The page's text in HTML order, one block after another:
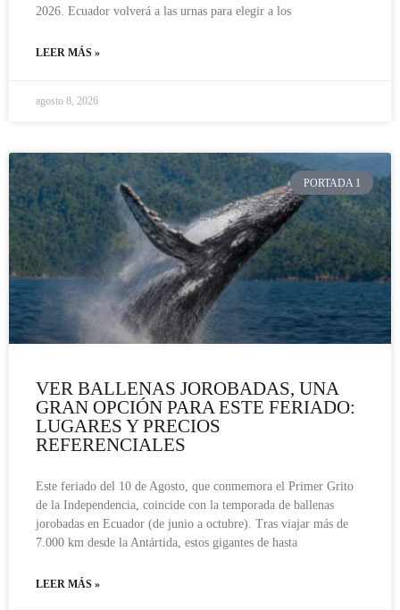
2026. Ecuador volverá a las urnas para elegir a los
LEER MÁS »
agosto 8, 2026
PORTADA 1
VER BALLENAS JOROBADAS, UNA
GRAN OPCIÓN PARA ESTE FERIADO:
LUGARES Y PRECIOS
REFERENCIALES
Este feriado del 10 de Agosto, que conmemora el Primer Grito
de la Independencia, coincide con la temporada de ballenas
jorobadas en Ecuador (de junio a octubre). Tras viajar más de
7.000 km desde la Antártida, estos gigantes de hasta
LEER MÁS »